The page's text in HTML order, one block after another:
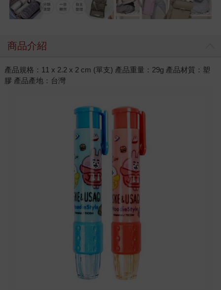
商品介紹
產品規格：11 x 2.2 x 2 cm (單支) 產品重量：29g 產品材質：塑
膠 產品產地：台灣